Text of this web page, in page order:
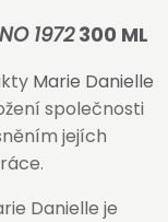
1972300 ML
Marie Danielle
společnosti
jejích
Danielle je